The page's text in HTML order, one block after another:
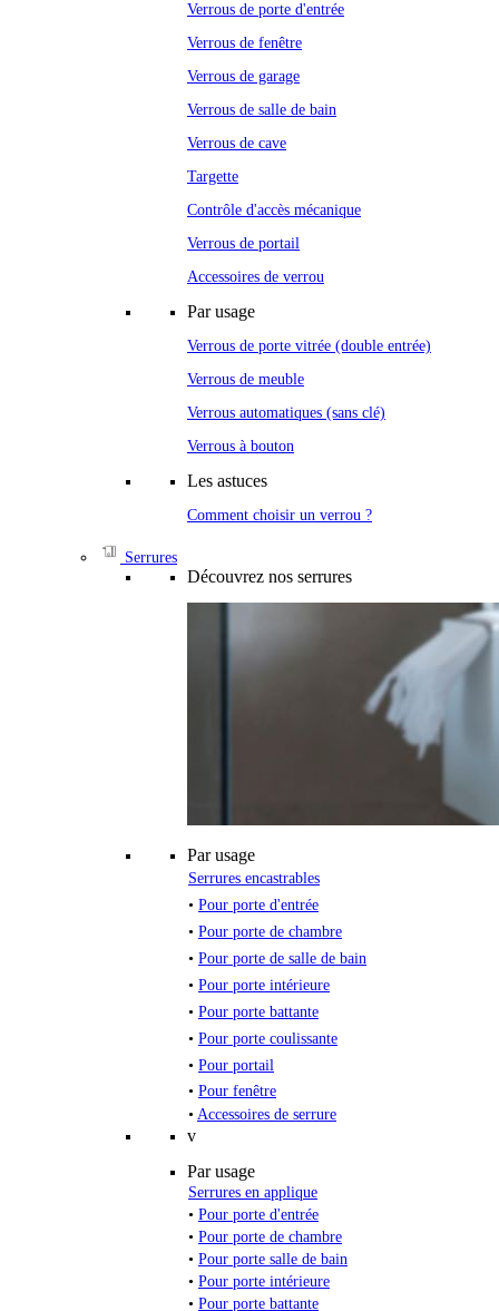
Verrous de porte d'entrée
Verrous de fenêtre
Verrous de garage
Verrous de salle de bain
Verrous de cave
Targette
Contrôle d'accès mécanique
Verrous de portail
Accessoires de verrou
Par usage
Verrous de porte vitrée (double entrée)
Verrous de meuble
Verrous automatiques (sans clé)
Verrous à bouton
Les astuces
Comment choisir un verrou ?
Serrures
Découvrez nos serrures
Par usage
Serrures encastrables
• Pour porte d'entrée
• Pour porte de chambre
• Pour porte de salle de bain
• Pour porte intérieure
• Pour porte battante
• Pour porte coulissante
• Pour portail
• Pour fenêtre
• Accessoires de serrure
v
Par usage
Serrures en applique
• Pour porte d'entrée
• Pour porte de chambre
• Pour porte salle de bain
• Pour porte intérieure
• Pour porte battante